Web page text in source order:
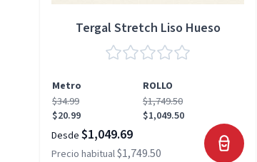
Tergal Stretch Liso Hueso
Metro
ROLLO
$34.99
$20.99
$1,749.50
$1,049.50
Desde $1,049.69
Precio habitual$1,749.50